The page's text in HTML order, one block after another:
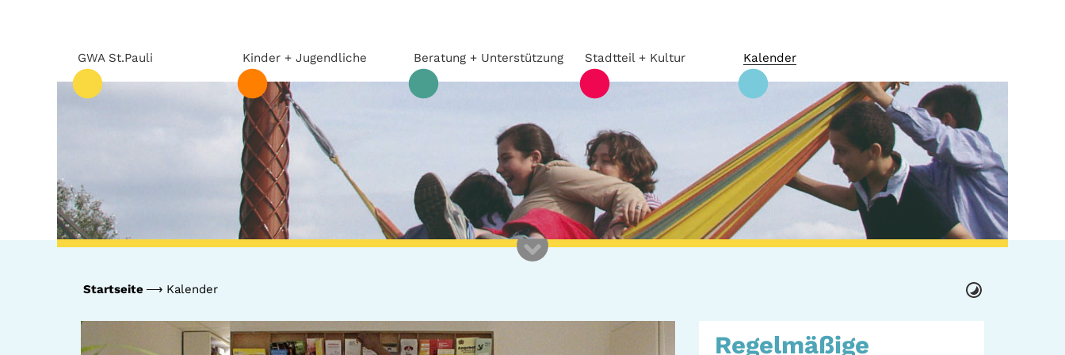
GWA St.Pauli Kinder + Jugendliche Beratung + Unterstützung Stadtteil + Kultur Kalender
Team
Jugendliche
Unterstützung
Gefährliche Orte
Gemeinwesenarbeit |
Startseite Kalender
Regelmäßige